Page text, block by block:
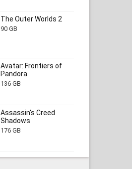
The Outer Worlds 2
90 GB
Avatar: Frontiers of
Pandora
136 GB
Assassin's Creed
Shadows
176 GB